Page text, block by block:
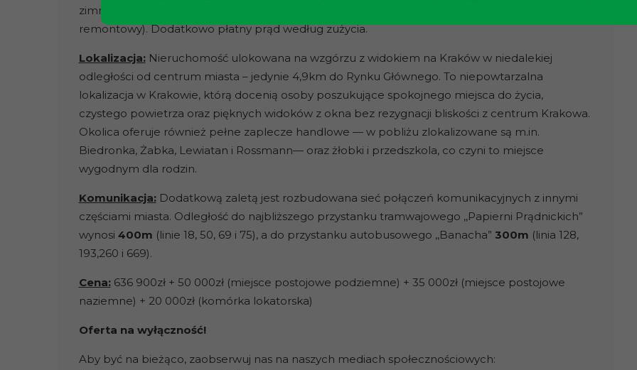
zimną oraz ciepłą wodę, ogrzewanie, wywóz śmieci, utrzymanie części wspólnych, fundusz
remontowy). Dodatkowo płatny prąd według zużycia.
Lokalizacja:Nieruchomość ulokowana na wzgórzu z widokiem na Kraków w niedalekiej
odległości od centrum miasta – jedynie 4,9km do Rynku Głównego. To niepowtarzalna
lokalizacja w Krakowie, którą docenią osoby poszukujące spokojnego miejsca do życia,
czystego powietrza oraz pięknych widoków z okna bez rezygnacji bliskości z centrum Krakowa.
Okolica oferuje również pełne zaplecze handlowe — w pobliżu zlokalizowane są m.in.
Biedronka, Żabka, Lewiatan i Rossmann— oraz żłobki i przedszkola, co czyni to miejsce
wygodnym dla rodzin.
Komunikacja:Dodatkową zaletą jest rozbudowana sieć połączeń komunikacyjnych z innymi
częściami miasta. Odległość do najbliższego przystanku tramwajowego ,,Papierni Prądnickich”
wynosi 400m (linie 18, 50, 69 i 75), a do przystanku autobusowego ,,Banacha” 300m (linia 128,
193,260 i 669).
Cena:636 900zł + 50 000zł (miejsce postojowe podziemne) + 35 000zł (miejsce postojowe
naziemne) + 20 000zł (komórka lokatorska)
Oferta na wyłączność!
Aby być na bieżąco, zaobserwuj nas na naszych mediach społecznościowych: